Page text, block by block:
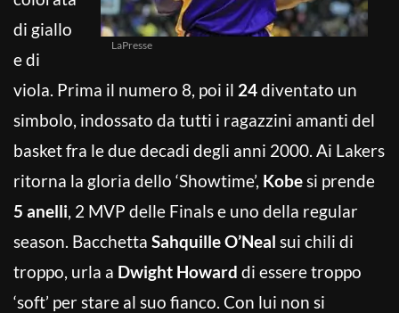
LaPresse
di giallo
e di
viola. Prima il numero 8, poi il 24diventato un
simbolo, indossato da tutti i ragazzini amanti del
basket fra le due decadi degli anni 2000. Ai Lakers
ritorna la gloria dello ‘Showtime’, Kobesi prende
5 anelli, 2 MVP delle Finals e uno della regular
season. Bacchetta Sahquille O’Neal sui chili di
troppo, urla a Dwight Howard di essere troppo
‘soft’ per stare al suo fianco. Con lui non si